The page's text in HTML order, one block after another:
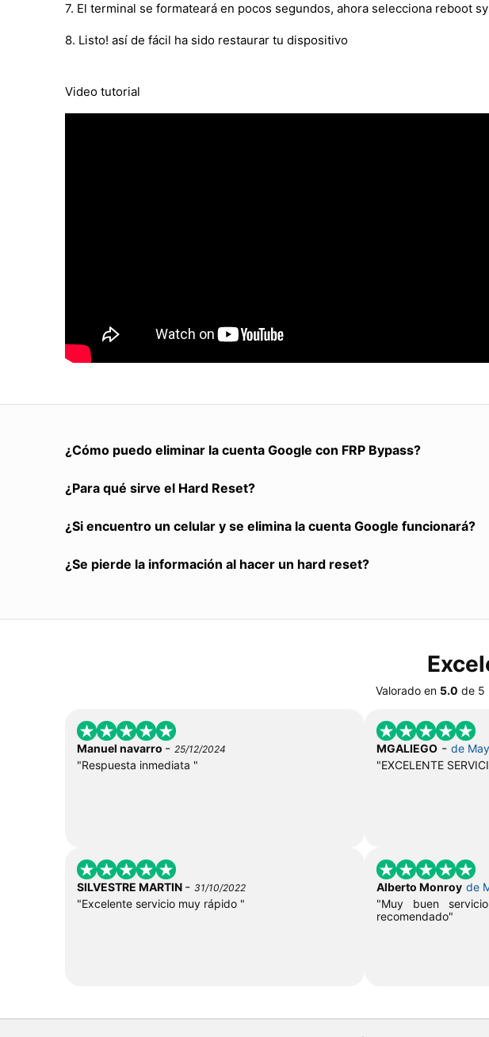
7. El terminal se formateará en pocos segundos, ahora selecciona reboot
8. Listo! así de fácil ha sido restaurar tu dispositivo
Video tutorial
¿Cómo puedo eliminar la cuenta Google con FRP Bypass?
¿Para qué sirve el Hard Reset?
¿Si encuentro un celular y se elimina la cuenta Google funcionará?
¿Se pierde la información al hacer un hard reset?
Valorado en 5.0 de 5
Manuel navarro - 25/12/2024
"Respuesta inmediata "
MGALIEGO- de
"EXCELENTE
SILVESTRE MARTIN - 31/10/2022
"Excelente servicio muy rápido "
Alberto Monroy de
"Muy buen
recomendado"